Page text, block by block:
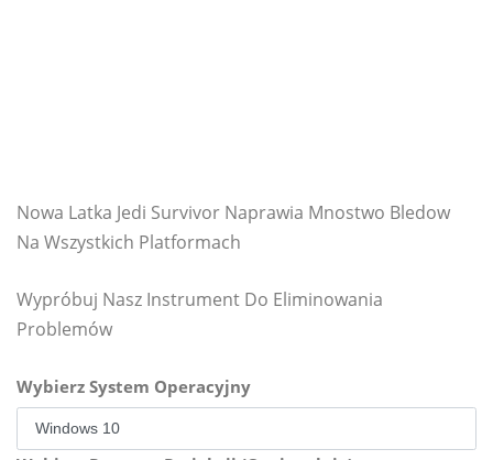
Nowa Latka Jedi Survivor Naprawia Mnostwo Bledow
Na Wszystkich Platformach
Wypróbuj Nasz Instrument Do Eliminowania
Problemów
Wybierz System Operacyjny